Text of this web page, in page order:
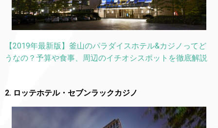
【2019年最新版】釜山のパラダイスホテル&カジノってど
うなの？予算や食事、周辺のイチオシスポットを徹底解説
2. ロッテホテル・セブンラックカジノ